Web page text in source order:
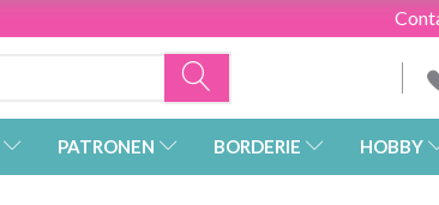
PATRONEN BORDERIE HOBBY